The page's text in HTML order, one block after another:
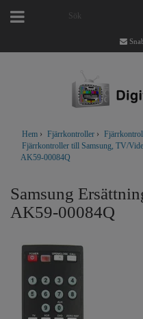
Hem › Fjärrkontroller ›
Fjärrkontroller till Samsung, TV/
AK59-00084Q
Samsung
AK59-00084Q